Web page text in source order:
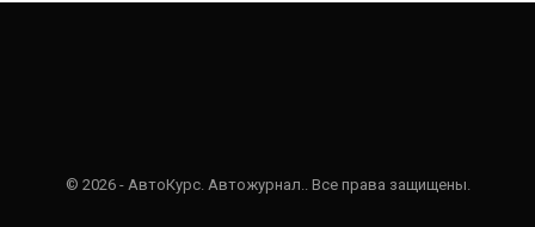
© 2026 - АвтоКурс. Автожурнал.. Все права защищены.